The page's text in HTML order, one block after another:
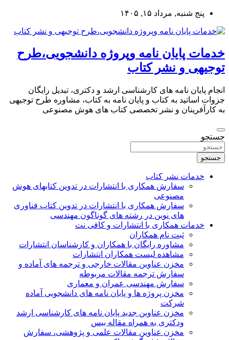
بروید
پنج شنبه, مرداد ۱۵, ۱۴۰۵
خدمات پایان نامه وپروژه دانشجویی،طرح
توجیهی و نشر کتاب
انجام پایان نامه های کارشناسی ارشد و دکتری، تبدیل رایگان
جزوات اساتید به کتاب و پایان نامه به کتاب، مشاوره طرح توجیهی
به کارآفرینان و نشر تخصصی کتاب های هوش مصنوعی
جستجو
جستجو
خدمات نشر کتاب
سفارش همکاری با انتشارات در تدوین کتابهای هوش
مصنوعی
سفارش همکاری با انتشارات در تدوین کتاب فناوری
های نوین در رشته های گوناگون مهندسی
خدمات همکاری با انتشارات و کافی نت
ثبت نام همکاران
مشاوره رایگان با همکاران و کارشناسان انتشارات
مشاهده لیست همکاران انتشارات
مخزن عناوین مقالات خارجی و ترجمه های آماده و
سفارش ترجمه مقالات مربوطه
سفارش مهندسی عمران و معماری
مخزن پروژه ها و پایان نامه های دانشجویی آماده
شرکت
مخزن عناوین جدید پایان نامه های کارشناسی ارشد
ودکتری به همراه مقاله بیس
مخزن عناوین مقالات علمی و پژوهشی، سفارش